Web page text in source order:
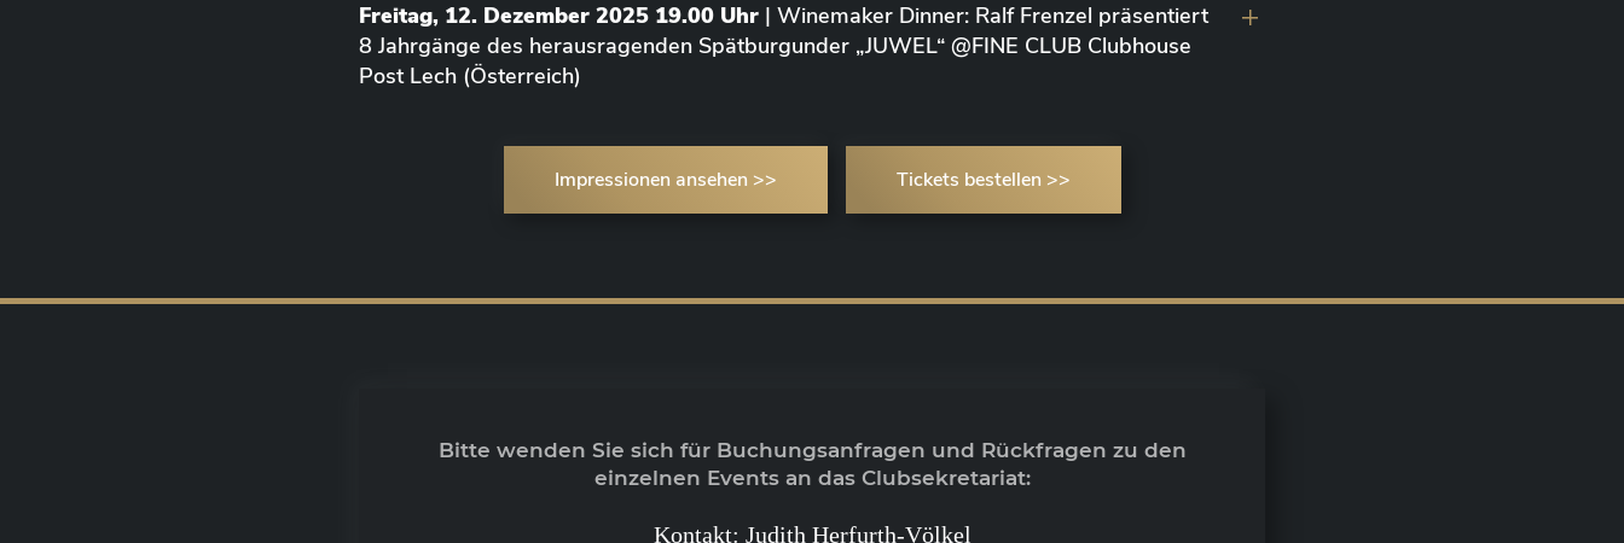
Freitag, 12. Dezember 2025 19.00 Uhr | Winemaker Dinner: Ralf Frenzel präsentiert
8 Jahrgänge des herausragenden Spätburgunder „JUWEL“ @FINE CLUB Clubhouse
Post Lech (Österreich)
Impressionen ansehen >> Tickets bestellen >>
Bitte wenden Sie sich für Buchungsanfragen und Rückfragen zu den
einzelnen Events an das Clubsekretariat:
Kontakt: Judith Herfurth-Völkel